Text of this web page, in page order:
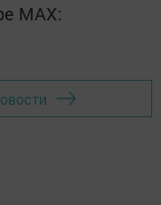
MАХ: